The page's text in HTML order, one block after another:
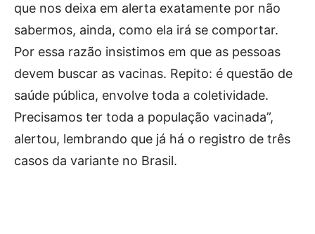
que nos deixa em alerta exatamente por não
sabermos, ainda, como ela irá se comportar.
Por essa razão insistimos em que as pessoas
devem buscar as vacinas. Repito: é questão de
saúde pública, envolve toda a coletividade.
Precisamos ter toda a população vacinada”,
alertou, lembrando que já há o registro de três
casos da variante no Brasil.